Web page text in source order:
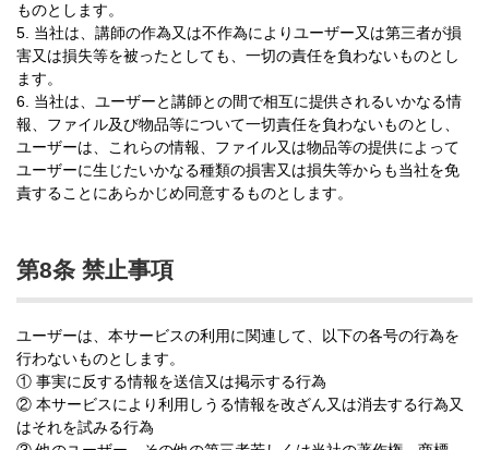
ものとします。
5. 当社は、講師の作為又は不作為によりユーザー又は第三者が損
害又は損失等を被ったとしても、一切の責任を負わないものとし
ます。
6. 当社は、ユーザーと講師との間で相互に提供されるいかなる情
報、ファイル及び物品等について一切責任を負わないものとし、
ユーザーは、これらの情報、ファイル又は物品等の提供によって
ユーザーに生じたいかなる種類の損害又は損失等からも当社を免
責することにあらかじめ同意するものとします。
第8条 禁止事項
ユーザーは、本サービスの利用に関連して、以下の各号の行為を
行わないものとします。
① 事実に反する情報を送信又は掲示する行為
② 本サービスにより利用しうる情報を改ざん又は消去する行為又
はそれを試みる行為